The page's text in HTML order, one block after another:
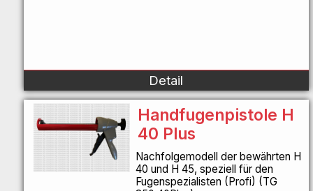
Detail
Handfugenpistole H
40 Plus
Nachfolgemodell der bewährten H
40 und H 45, speziell für den
Fugenspezialisten (Profi) (TG